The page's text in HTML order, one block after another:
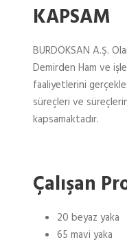
KAPSAM
BURDÖKSAN A.Ş.
Demirden Ham ve
faaliyetlerini
süreçleri ve
kapsamaktadır.
Çalışan
20 beyaz yaka
65 mavi yaka